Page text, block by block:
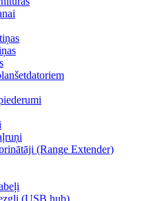
(Range Extender)
(USB hub)